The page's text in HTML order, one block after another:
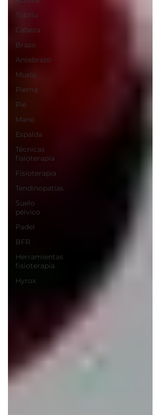
Tobillo
Cabeza
Brazo
Antebrazo
Muslo
Pierna
Pie
Mano
Espalda
Técnicas
fisioterapia
Fisioterapia
Tendinopatías
Suelo
pélvico
Padel
BFR
Herramientas
fisioterapia
Hyrox